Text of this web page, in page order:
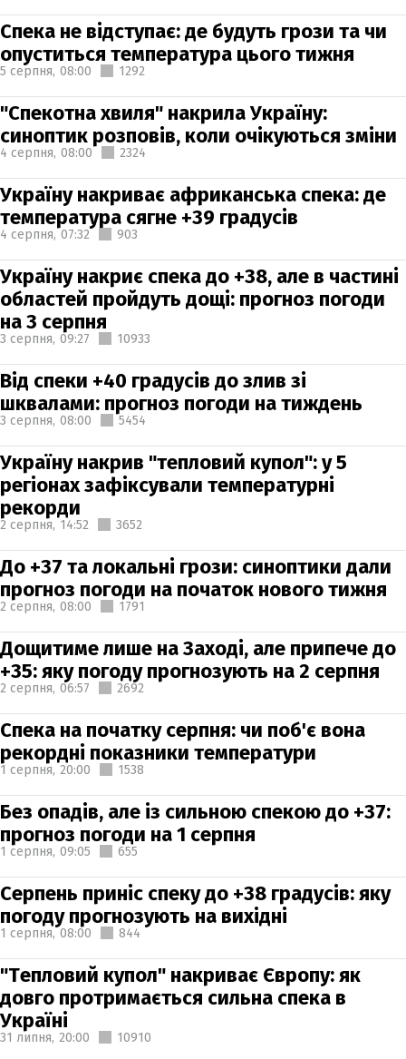
Спека не відступає: де будуть грози та чи
опуститься температура цього тижня
5 серпня, 08:00 1292
"Спекотна хвиля" накрила Україну:
синоптик розповів, коли очікуються зміни
4 серпня, 08:00 2324
Україну накриває африканська спека: де
температура сягне +39 градусів
4 серпня, 07:32 903
Україну накриє спека до +38, але в частині
областей пройдуть дощі: прогноз погоди
на 3 серпня
3 серпня, 09:27 10933
Від спеки +40 градусів до злив зі
шквалами: прогноз погоди на тиждень
3 серпня, 08:00 5454
Україну накрив "тепловий купол": у 5
регіонах зафіксували температурні
рекорди
2 серпня, 14:52 3652
До +37 та локальні грози: синоптики дали
прогноз погоди на початок нового тижня
2 серпня, 08:00 1791
Дощитиме лише на Заході, але припече до
+35: яку погоду прогнозують на 2 серпня
2 серпня, 06:57 2692
Спека на початку серпня: чи поб'є вона
рекордні показники температури
1 серпня, 20:00 1538
Без опадів, але із сильною спекою до +37:
прогноз погоди на 1 серпня
1 серпня, 09:05 655
Серпень приніс спеку до +38 градусів: яку
погоду прогнозують на вихідні
1 серпня, 08:00 844
"Тепловий купол" накриває Європу: як
довго протримається сильна спека в
Україні
31 липня, 20:00 10910